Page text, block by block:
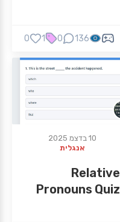
136
0
1
0
10 בדצמ 2025
אנגלית
Relative
Pronouns Quiz